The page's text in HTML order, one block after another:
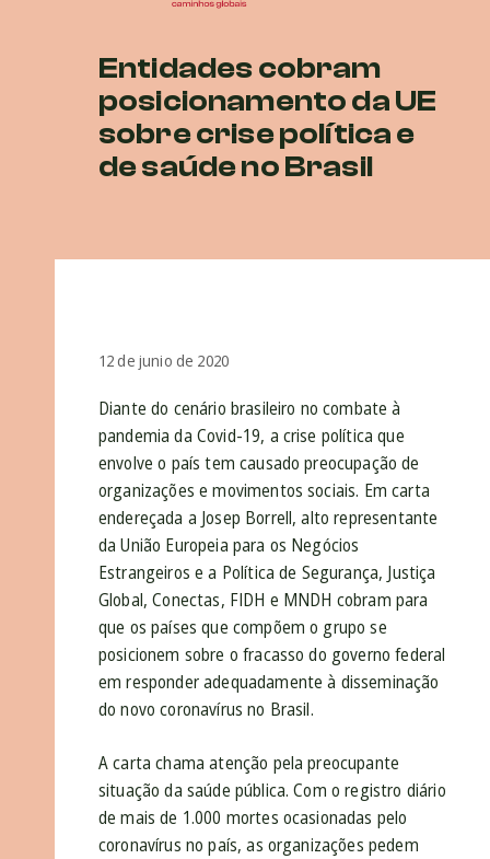
Entidades cobram
posicionamento da UE
sobre crise política e
de saúde no Brasil
12 de junio de 2020
Diante do cenário brasileiro no combate à
pandemia da Covid-19, a crise política que
envolve o país tem causado preocupação de
organizações e movimentos sociais. Em carta
endereçada a Josep Borrell, alto representante
da União Europeia para os Negócios
Estrangeiros e a Política de Segurança, Justiça
Global, Conectas, FIDH e MNDH cobram para
que os países que compõem o grupo se
posicionem sobre o fracasso do governo federal
em responder adequadamente à disseminação
do novo coronavírus no Brasil.
A carta chama atenção pela preocupante
situação da saúde pública. Com o registro diário
de mais de 1.000 mortes ocasionadas pelo
coronavírus no país, as organizações pedem